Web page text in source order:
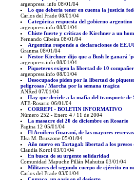
argenpress. info 08/01/04
Lo que deberia tener en cuenta la justicia
Carlos del Frade 08/01/04
Categórica respuesta del gobierno
argenpress.info 08/01/04
Chiste fuerte y críticas de Kirchner a un
Fernando Cibeira 08/01/04
Argentina responde a declaraciones de
Granma 08/01/04
Nestor Kirchner dijo que a Bush le ganará
argenpress.info 08/01/04
Piqueteros exigen la libertad de 10
argenpress.info 08/01/04
Desocupados piden por la libertad de
peligrosas / Marcha por la semana tragica
ANRed 07/01/04
Hay que decirle a la mafia del transporte de
ATE-Rosario 06/01/04
CORREPI - BOLETIN INFORMATIVO
Número 252 - Enero 4 / 11 de 2004
La masacre del 20 de diciembre en Rosario
Pagina 12 05/01/04
El Acuífero Guaraní, de las mayores
Elsa M. Bruzzone 05/01/04
Año nuevo en Tartagal: libertad a los presos
Claudia Korol 03/01/04
En busca de su urgente solidaridad
Comunidad Mapuche Pillán Mahuiza 03/01/04
Militares del segundo cuerpo de ejército en
Carlos del Frade 03/01/04